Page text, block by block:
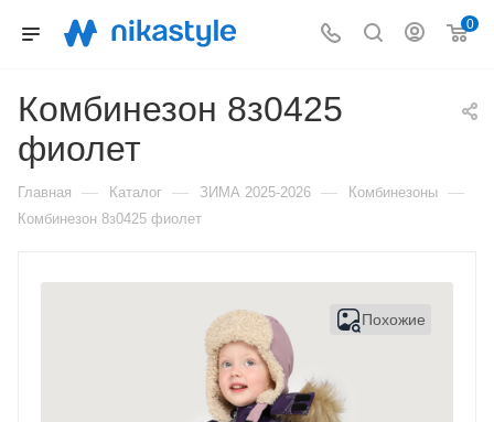
0
Комбинезон 8з0425
фиолет
Главная — Каталог — ЗИМА 2025-2026 — Комбинезоны —
Комбинезон 8з0425 фиолет
Похожие